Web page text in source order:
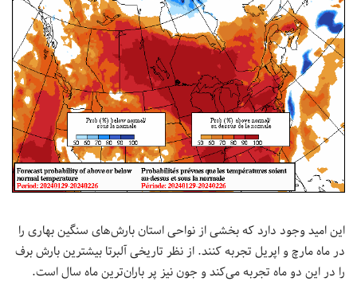
این امید وجود دارد که بخشی از نواحی استان بارش‌های سنگین بهاری را
در ماه مارچ و اپریل تجربه کنند. از نظر تاریخی آلبرتا بیشترین بارش برف
را در این دو ماه تجربه می‌کند و جون نیز پر باران‌ترین ماه سال است.